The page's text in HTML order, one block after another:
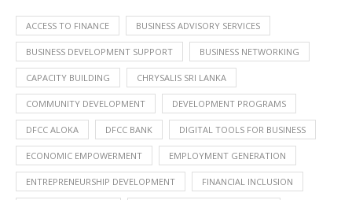
ACCESS TO FINANCE BUSINESS ADVISORY SERVICES
BUSINESS DEVELOPMENT SUPPORT BUSINESS NETWORKING
CAPACITY BUILDING CHRYSALIS SRI LANKA
COMMUNITY DEVELOPMENT DEVELOPMENT PROGRAMS
DFCC ALOKA DFCC BANK DIGITAL TOOLS FOR BUSINESS
ECONOMIC EMPOWERMENT EMPLOYMENT GENERATION
ENTREPRENEURSHIP DEVELOPMENT FINANCIAL INCLUSION